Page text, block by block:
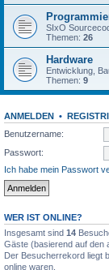
SIxO
Themen: 26
Hardware
Entwicklung,
Themen: 9
ANMELDEN •
Benutzername:
Passwort:
Ich habe mein Passwort
WER IST ONLINE?
Insgesamt sind 14
Gäste (basierend auf den
Der Besucherrekord liegt
online waren.